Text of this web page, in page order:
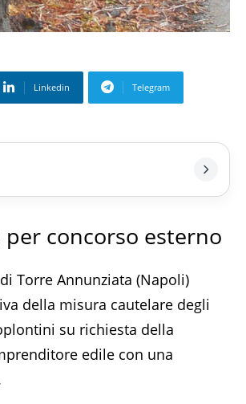
Linkedin Telegram
concorso esterno
Torre Annunziata (Napoli)
della misura cautelare degli
su richiesta della
edile con una